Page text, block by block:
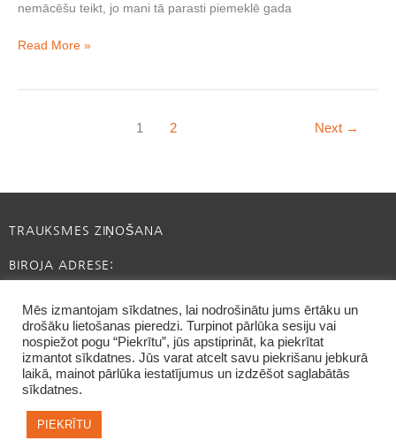
nemācēšu teikt, jo mani tā parasti piemeklē gada
Read More »
1 2 Next →
TRAUKSMES ZIŅOŠANA
BIROJA ADRESE:
INFO@CAFFEINE.LV
Mēs izmantojam sīkdatnes, lai nodrošinātu jums ērtāku un
drošāku lietošanas pieredzi. Turpinot pārlūka sesiju vai
nospiežot pogu “Piekrītu”, jūs apstiprināt, ka piekrītat
izmantot sīkdatnes. Jūs varat atcelt savu piekrišanu jebkurā
laikā, mainot pārlūka iestatījumus un izdzēšot saglabātās
sīkdatnes.
PIEKRĪTU